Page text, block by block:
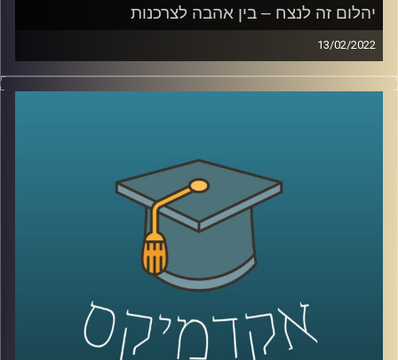
לחצו כאן
קרדיט תמונות:AudioVersity
יהלום זה לנצח – בין אהבה לצרכנות
13/02/2022
מרלין מונרו הצהירה כבר בשנות החמישים כי "יהלום הוא חברה
הטוב ביותר של האישה", בכל זאת… יהלומים זה לנצח…
לאהבה? האזינו לשיחה שקיימתי עם ד"ר שירי רזניק,
פסיכולוגית חברתית וחוקרת תקשורת, מרצת הקורס "ייצוגים
של אהבה וזוגיות בתרבות הפופולארית".
לשיחה עם ד"ר שירי רזניק על "אהבה כמו בסרטים" –
לשיחה עם ד"ר רזניק על איך ילדות תופסות סיפורי אהבה –